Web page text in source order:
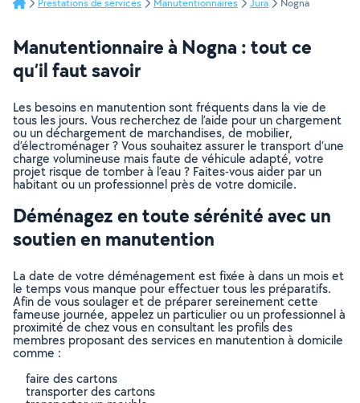
Prestations de services Manutentionnaires Jura Nogna
Manutentionnaire à Nogna : tout ce
qu’il faut savoir
Les besoins en manutention sont fréquents dans la vie de
tous les jours. Vous recherchez de l’aide pour un chargement
ou un déchargement de marchandises, de mobilier,
d’électroménager ? Vous souhaitez assurer le transport d’une
charge volumineuse mais faute de véhicule adapté, votre
projet risque de tomber à l’eau ? Faites-vous aider par un
habitant ou un professionnel près de votre domicile.
Déménagez en toute sérénité avec un
soutien en manutention
La date de votre déménagement est fixée à dans un mois et
le temps vous manque pour effectuer tous les préparatifs.
Afin de vous soulager et de préparer sereinement cette
fameuse journée, appelez un particulier ou un professionnel à
proximité de chez vous en consultant les profils des
membres proposant des services en manutention à domicile
comme :
faire des cartons
transporter des cartons